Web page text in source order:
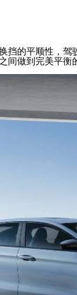
挡的平顺性，
间做到完美平衡